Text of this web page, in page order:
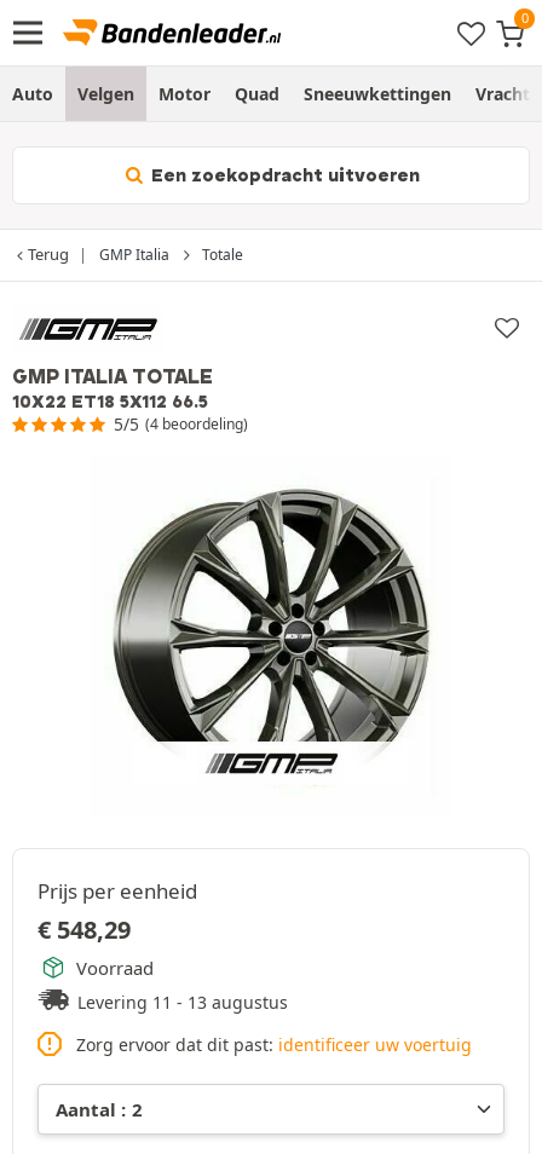
Auto Velgen Motor Quad Sneeuwkettingen
Een zoekopdracht uitvoeren
Terug GMP Italia Totale
GMP ITALIA TOTALE
10X22 ET18 5X112 66.5
5/5 (4 beoordeling)
Prijs per eenheid
€ 548,29
Voorraad
Levering 11 - 13 augustus
Zorg ervoor dat dit past: identificeer uw voertuig